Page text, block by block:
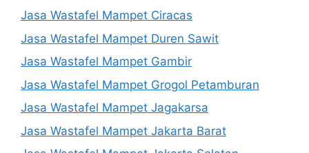
Jasa Wastafel Mampet Ciracas
Jasa Wastafel Mampet Duren Sawit
Jasa Wastafel Mampet Gambir
Jasa Wastafel Mampet Grogol Petamburan
Jasa Wastafel Mampet Jagakarsa
Jasa Wastafel Mampet Jakarta Barat